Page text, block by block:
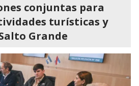
conjuntas para
turísticas y
Grande